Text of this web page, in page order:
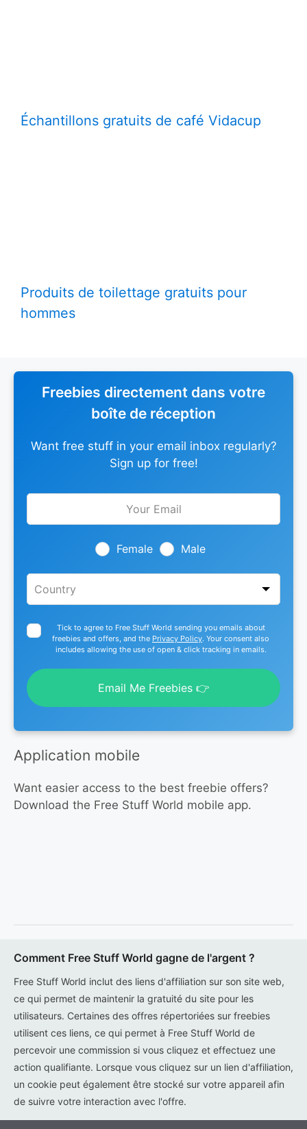
Échantillons gratuits de café Vidacup
Produits de toilettage gratuits pour
hommes
Freebies directement dans votre
boîte de réception
Want free stuff in your email inbox regularly?
Sign up for free!
Leave
Female Male
Tick to agree to Free Stuff World sending you emails about
freebies and offers, and the Privacy Policy. Your consent also
includes allowing the use of open & click tracking in emails.
Email Me Freebies 👉
Application mobile
Want easier access to the best freebie offers?
Download the Free Stuff World mobile app.
Comment Free Stuff World gagne de l'argent ?
Free Stuff World inclut des liens d'affiliation sur son site web,
ce qui permet de maintenir la gratuité du site pour les
utilisateurs. Certaines des offres répertoriées sur freebies
utilisent ces liens, ce qui permet à Free Stuff World de
percevoir une commission si vous cliquez et effectuez une
action qualifiante. Lorsque vous cliquez sur un lien d'affiliation,
un cookie peut également être stocké sur votre appareil afin
de suivre votre interaction avec l'offre.